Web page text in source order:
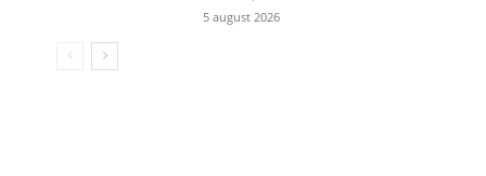
5 august 2026